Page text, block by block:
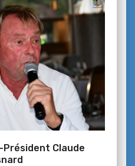
Président Claude